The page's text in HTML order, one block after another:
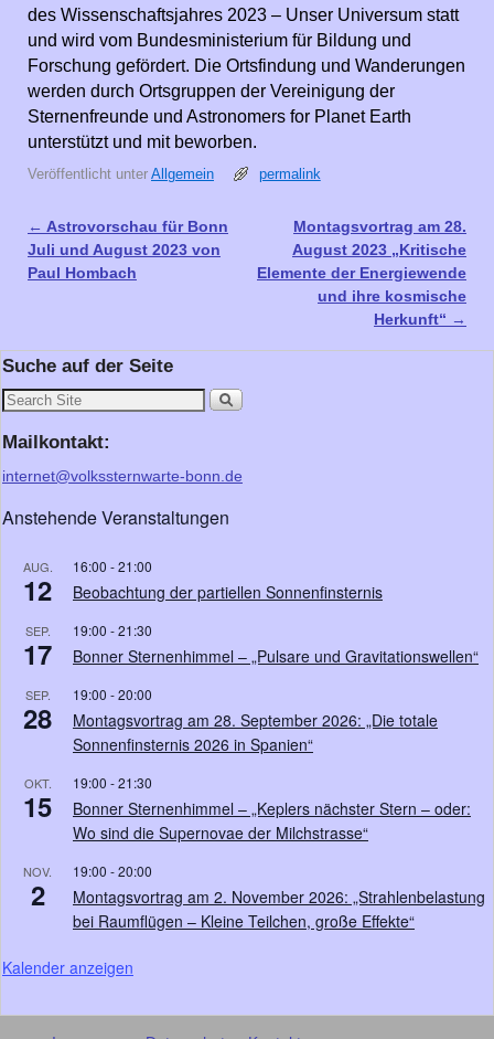
des Wissenschaftsjahres 2023 – Unser Universum statt
und wird vom Bundesministerium für Bildung und
Forschung gefördert. Die Ortsfindung und Wanderungen
werden durch Ortsgruppen der Vereinigung der
Sternenfreunde und Astronomers for Planet Earth
unterstützt und mit beworben.
Veröffentlicht unter Allgemein permalink
Artikelnavigation
← Astrovorschau für Bonn
Juli und August 2023 von
Paul Hombach
Montagsvortrag am 28.
August 2023 „Kritische
Elemente der Energiewende
und ihre kosmische
Herkunft“ →
Suche auf der Seite
Mailkontakt:
internet@volkssternwarte-bonn.de
Anstehende Veranstaltungen
AUG.
12
16:00 -21:00
Beobachtung der partiellen Sonnenfinsternis
SEP.
17
19:00 -21:30
Bonner Sternenhimmel – „Pulsare und Gravitationswellen“
SEP.
28
19:00 -20:00
Montagsvortrag am 28. September 2026: „Die totale
Sonnenfinsternis 2026 in Spanien“
OKT.
15
19:00 -21:30
Bonner Sternenhimmel – „Keplers nächster Stern – oder:
Wo sind die Supernovae der Milchstrasse“
NOV.
2
19:00 -20:00
Montagsvortrag am 2. November 2026: „Strahlenbelastung
bei Raumflügen – Kleine Teilchen, große Effekte“
Kalender anzeigen